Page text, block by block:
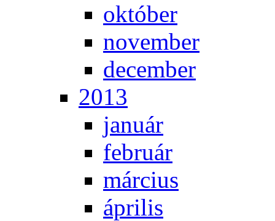
ok­tó­ber
no­vem­ber
de­cem­ber
2013
ja­nu­ár
feb­ru­ár
már­ci­us
áp­ri­lis